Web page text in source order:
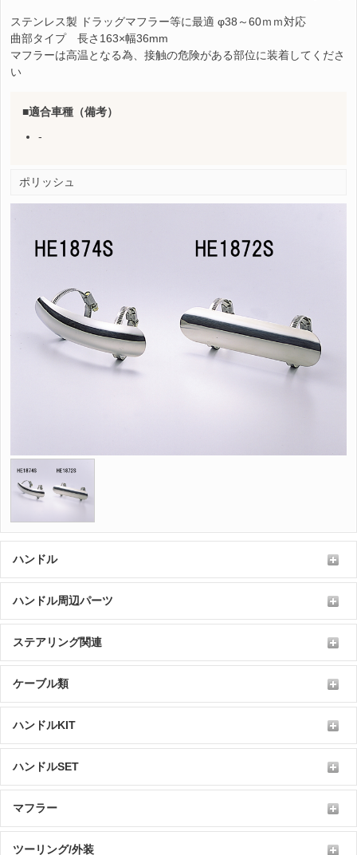
ステンレス製 ドラッグマフラー等に最適 φ38～60ｍｍ対応
曲部タイプ 長さ163×幅36mm
マフラーは高温となる為、接触の危険がある部位に装着してくださ
い
適合車種（備考）
-
ポリッシュ
ハンドル
ハンドル周辺パーツ
ステアリング関連
ケーブル類
ハンドルKIT
ハンドルSET
マフラー
ツーリング/外装